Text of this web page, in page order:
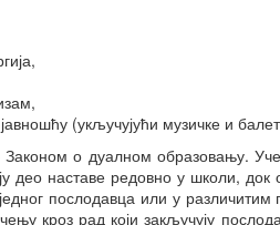
(укључујући музичке и
Законом о дуалном образовању.
део наставе редовно у школи, док
послодавца или у
кроз рад који закључују